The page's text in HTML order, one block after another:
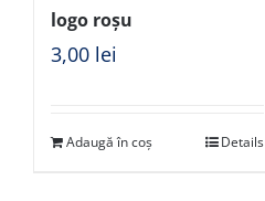
logo roșu
3,00 lei
Adaugă în coș Details